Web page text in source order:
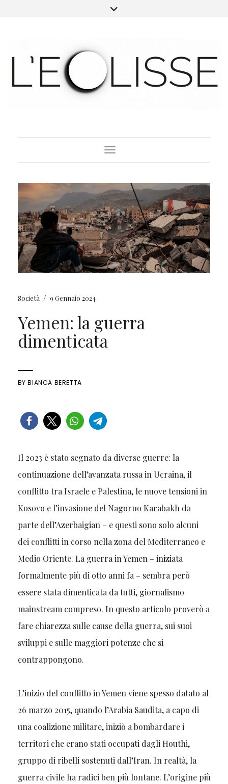
Toggle Navigation
Società / 9 Gennaio 2024
Yemen: la guerra
dimenticata
BYBIANCA BERETTA
Il 2023 è stato segnato da diverse guerre: la
continuazione dell’avanzata russa in Ucraina, il
conflitto tra Israele e Palestina, le nuove tensioni in
Kosovo e l’invasione del Nagorno Karabakh da
parte dell’Azerbaigian – e questi sono solo alcuni
dei conflitti in corso nella zona del Mediterraneo e
Medio Oriente. La guerra in Yemen – iniziata
formalmente più di otto anni fa – sembra però
essere stata dimenticata da tutti, giornalismo
mainstream compreso. In questo articolo proverò a
fare chiarezza sulle cause della guerra, sui suoi
sviluppi e sulle maggiori potenze che si
contrappongono.
L’inizio del conflitto in Yemen viene spesso datato al
26 marzo 2015, quando l’Arabia Saudita, a capo di
una coalizione militare, iniziò a bombardare i
territori che erano stati occupati dagli Houthi,
gruppo di ribelli sostenuti dall’Iran. In realtà, la
guerra civile ha radici ben più lontane. L’origine più